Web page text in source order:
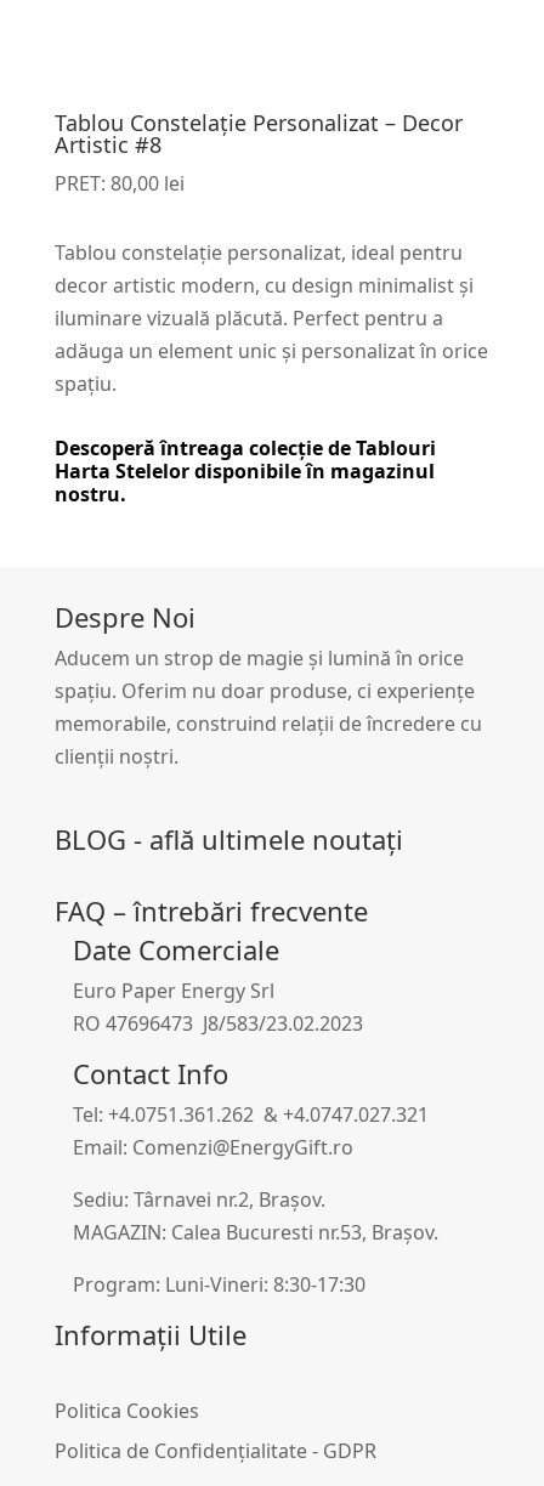
Tablou Constelație Personalizat – Decor
Artistic #8
PRET: 80,00 lei
Tablou constelație personalizat, ideal pentru
decor artistic modern, cu design minimalist și
iluminare vizuală plăcută. Perfect pentru a
adăuga un element unic și personalizat în orice
spațiu.
Descoperă întreaga colecție deTablouri
Harta Stelelordisponibile în magazinul
nostru.
Despre Noi
Aducem un strop de magie și lumină în orice
spațiu. Oferim nu doar produse, ci experiențe
memorabile, construind relații de încredere cu
clienții noștri.
BLOG - află ultimele noutați
FAQ – întrebări frecvente
Date Comerciale
Euro Paper Energy Srl
RO 47696473 J8/583/23.02.2023
Contact Info
Tel: +4.0751.361.262 & +4.0747.027.321
Email: Comenzi@EnergyGift.ro
Sediu: Târnavei nr.2, Brașov.
MAGAZIN: Calea Bucuresti nr.53, Brașov.
Program: Luni-Vineri: 8:30-17:30
Informații Utile
Politica Cookies
Politica de Confidențialitate - GDPR